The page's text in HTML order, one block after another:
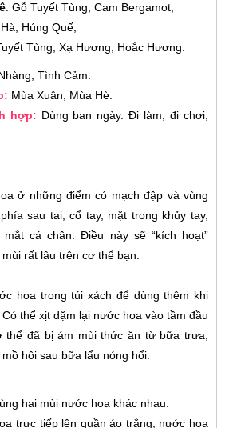
. Gỗ Tuyết Tùng, Cam Bergamot;
Húng Quế;
Tùng, Xạ Hương, Hoắc Hương.
Tình Cảm
Mùa Xuân, Mùa Hè
hợp: Dùng ban ngày. Đi làm, đi chơi,
ở những điểm có mạch đập và vùng
sau tai, cổ tay, mặt trong khủy tay,
cá chân. Điều này sẽ “kích hoạt”
rất lâu trên cơ thể bạn.
hoa trong túi xách để dùng thêm khi
thể xịt dặm lại nước hoa vào tầm đầu
thể đã bị ám mùi thức ăn từ bữa trưa,
hôi sau bữa lẩu nóng hổi.
hai mùi nước hoa khác nhau.
trực tiếp lên quần áo trắng, nước hoa